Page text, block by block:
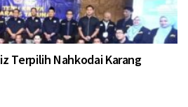
Terpilih Nahkodai Karang